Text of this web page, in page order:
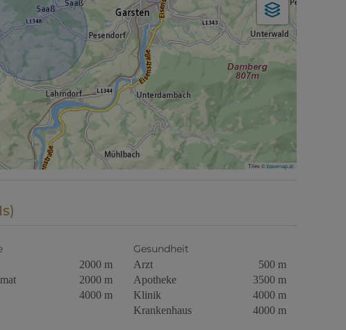
Tiles ©basemap.at
2000 m
2000 m
4000 m
Gesundheit
Arzt
500 m
Apotheke
3500 m
Klinik
4000 m
Krankenhaus
4000 m